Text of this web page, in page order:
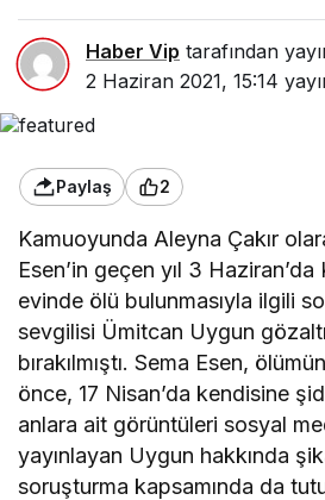
Haber Vip tarafından
2 Haziran 2021, 15:14
Paylaş 2
Kamuoyunda Aleyna Çakır
Esen’in geçen yıl 3 Haziran’da
evinde ölü bulunmasıyla ilgili
sevgilisi Ümitcan Uygun
bırakılmıştı. Sema Esen,
önce, 17 Nisan’da kendisine
anlara ait görüntüleri sosyal
yayınlayan Uygun hakkında
soruşturma kapsamında da